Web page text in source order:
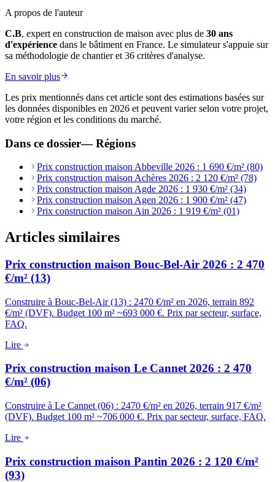
A propos de l'auteur
C.B, expert en construction de maison avec plus de 30 ans
d'expérience dans le bâtiment en France. Le simulateur s'appuie sur
sa méthodologie de chantier et 36 critères d'analyse.
En savoir plus
Les prix mentionnés dans cet article sont des estimations basées sur
les données disponibles en 2026 et peuvent varier selon votre projet,
votre région et les conditions du marché.
Dans ce dossier—Régions
Prix construction maison Abbeville 2026 : 1 690 €/m² (80)
Prix construction maison Achères 2026 : 2 120 €/m² (78)
Prix construction maison Agde 2026 : 1 930 €/m² (34)
Prix construction maison Agen 2026 : 1 900 €/m² (47)
Prix construction maison Ain 2026 : 1 919 €/m² (01)
Articles similaires
Prix construction maison Bouc-Bel-Air 2026 : 2 470
€/m² (13)
Construire à Bouc-Bel-Air (13) : 2470 €/m² en 2026, terrain 892
€/m² (DVF). Budget 100 m² ~693 000 €. Prix par secteur, surface,
FAQ.
Lire
Prix construction maison Le Cannet 2026 : 2 470
€/m² (06)
Construire à Le Cannet (06) : 2470 €/m² en 2026, terrain 917 €/m²
(DVF). Budget 100 m² ~706 000 €. Prix par secteur, surface, FAQ.
Lire
Prix construction maison Pantin 2026 : 2 120 €/m²
(93)